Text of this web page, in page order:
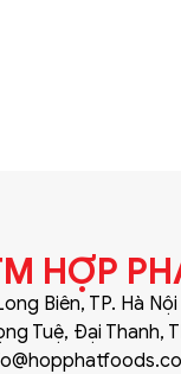
HỢP
Biên, TP. Hà Nội
Tuệ, Đại Thanh,